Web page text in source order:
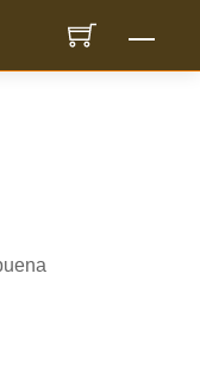
Menu